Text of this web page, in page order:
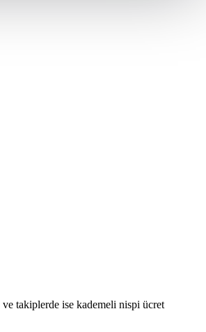
takiplerde ise kademeli nispi ücret